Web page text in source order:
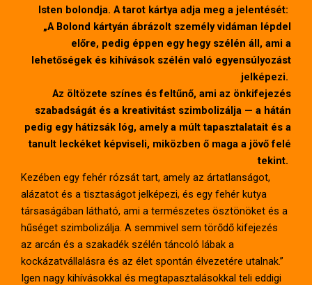
Isten bolondja. A tarot kártya adja meg a jelentését:
„A Bolond kártyán ábrázolt személy vidáman lépdel
előre, pedig éppen egy hegy szélén áll, ami a
lehetőségek és kihívások szélén való egyensúlyozást
jelképezi.
Az öltözete színes és feltűnő, ami az önkifejezés
szabadságát és a kreativitást szimbolizálja — a hátán
pedig egy hátizsák lóg, amely a múlt tapasztalatait és a
tanult leckéket képviseli, miközben ő maga a jövő felé
tekint.
Kezében egy fehér rózsát tart, amely az ártatlanságot,
alázatot és a tisztaságot jelképezi, és egy fehér kutya
társaságában látható, ami a természetes ösztönöket és a
hűséget szimbolizálja. A semmivel sem törődő kifejezés
az arcán és a szakadék szélén táncoló lábak a
kockázatvállalásra és az élet spontán élvezetére utalnak.”
Igen nagy kihívásokkal és megtapasztalásokkal teli eddigi